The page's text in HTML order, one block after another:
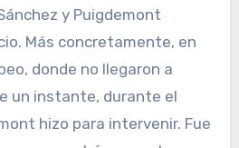
y Puigdemont
Más concretamente, en
donde no llegaron a
un instante, durante el
hizo para intervenir. Fue